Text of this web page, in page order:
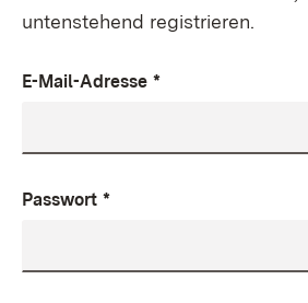
untenstehend registrieren.
E-Mail-Adresse *
Passwort *